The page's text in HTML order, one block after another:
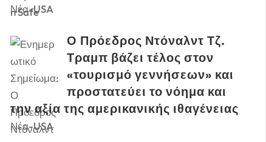
Νέα-USA
Ο Πρόεδρος Ντόναλντ Τζ.
Τραμπ βάζει τέλος στον
«τουρισμό γεννήσεων» και
προστατεύει το νόημα και
την αξία της αμερικανικής ιθαγένειας
Νέα-USA